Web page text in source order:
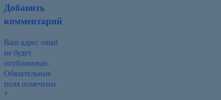
Добавить
комментарий
Ваш адрес email
не будет
опубликован.
Обязательные
поля помечены
*